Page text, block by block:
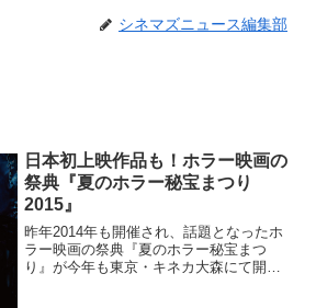
シネマズニュース編集部
日本初上映作品も！ホラー映画の
祭典『夏のホラー秘宝まつり
2015』
昨年2014年も開催され、話題となったホ
ラー映画の祭典『夏のホラー秘宝まつ
り』が今年も東京・キネカ大森にて開催